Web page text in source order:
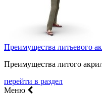
Преимущества литьевого
Преимущества литого
перейти в раздел
Меню